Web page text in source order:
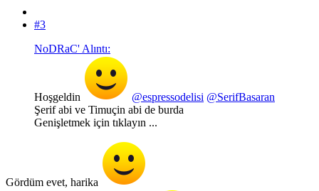
#3
NoDRaC' Alıntı:
Hoşgeldin @espressodelisi @SerifBasaran
Şerif abi ve Timuçin abi de burda
Genişletmek için tıklayın ...
Gördüm evet, harika